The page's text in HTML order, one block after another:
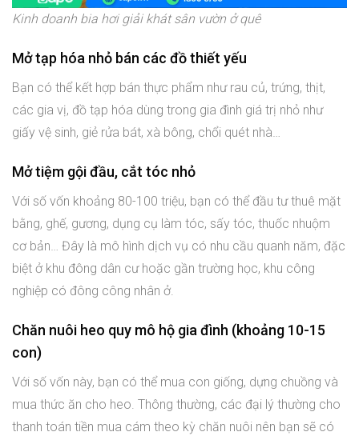
Kinh doanh bia hơi giải khát sân vườn ở quê
Mở tạp hóa nhỏ bán các đồ thiết yếu
Bạn có thể kết hợp bán thực phẩm như rau củ, trứng, thịt,
các gia vị, đồ tạp hóa dùng trong gia đình giá trị nhỏ như
giấy vệ sinh, giẻ rửa bát, xà bông, chổi quét nhà…
Mở tiệm gội đầu, cắt tóc nhỏ
Với số vốn khoảng 80-100 triệu, bạn có thể đầu tư thuê mặt
bằng, ghế, gương, dụng cụ làm tóc, sấy tóc, thuốc nhuộm
cơ bản… Đây là mô hình dịch vụ có nhu cầu quanh năm, đặc
biệt ở khu đông dân cư hoặc gần trường học, khu công
nghiệp có đông công nhân ở.
Chăn nuôi heo quy mô hộ gia đình (khoảng 10-15
con)
Với số vốn này, bạn có thể mua con giống, dựng chuồng và
mua thức ăn cho heo. Thông thường, các đại lý thường cho
thanh toán tiền mua cám theo kỳ chăn nuôi nên bạn sẽ có